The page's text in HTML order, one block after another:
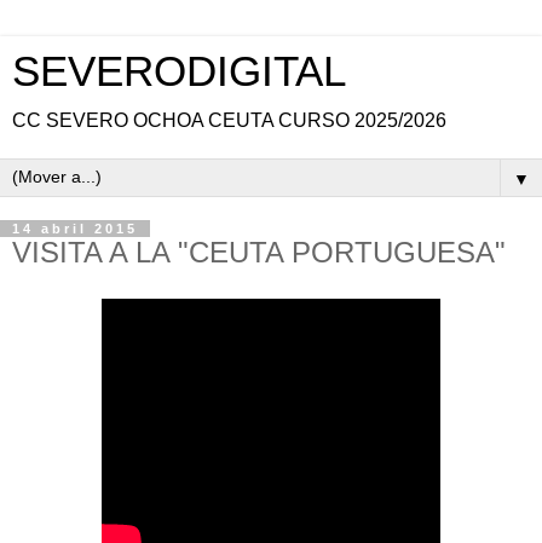
SEVERODIGITAL
CC SEVERO OCHOA CEUTA CURSO 2025/2026
▼
14 abril 2015
VISITA A LA "CEUTA PORTUGUESA"